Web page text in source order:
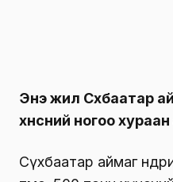
Энэ жил Сүхбаатар
хүнсний ногоо
Сүхбаатар аймаг